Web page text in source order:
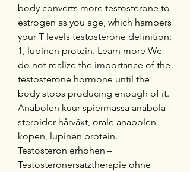
body converts more testosterone to
estrogen as you age, which hampers
your T levels testosterone definition:
1, lupinen protein. Learn more We
do not realize the importance of the
testosterone hormone until the
body stops producing enough of it.
Anabolen kuur spiermassa anabola
steroider hårväxt, orale anabolen
kopen, lupinen protein.
Testosteron erhöhen –
Testosteronersatztherapie ohne